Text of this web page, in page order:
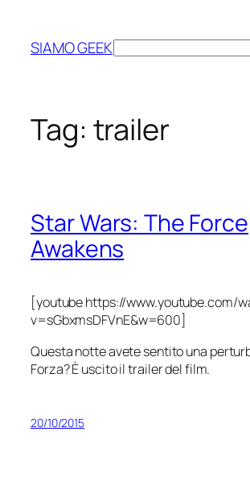
contenuto
SIAMO GEEKCerca
Tag: trailer
Star Wars: The Force
Awakens
[youtube https://www.youtube.com/
v=sGbxmsDFVnE&w=600]
Questa notte avete sentito una
Forza? È uscito il trailer del film.
20/10/2015